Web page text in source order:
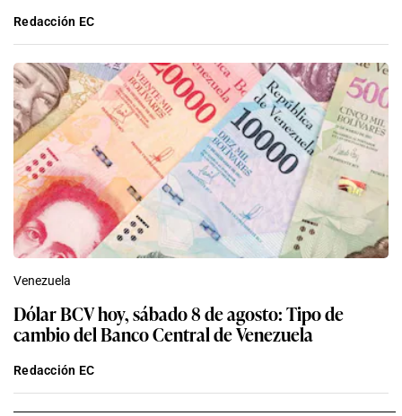
Redacción EC
Venezuela
Dólar BCV hoy, sábado 8 de agosto: Tipo de
cambio del Banco Central de Venezuela
Redacción EC